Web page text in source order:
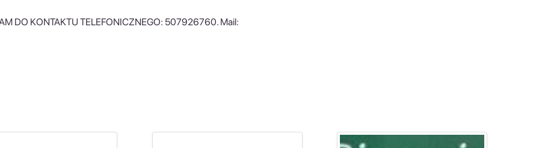
DO KONTAKTU TELEFONICZNEGO: 507926760. Mail: